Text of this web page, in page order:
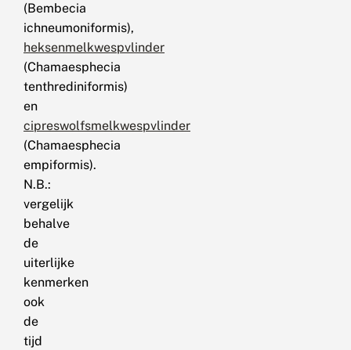
(Bembecia
ichneumoniformis),
heksenmelkwespvlinder
(Chamaesphecia
tenthrediniformis)
en
cipreswolfsmelkwespvlinder
(Chamaesphecia
empiformis).
N.B.:
vergelijk
behalve
de
uiterlijke
kenmerken
ook
de
tijd